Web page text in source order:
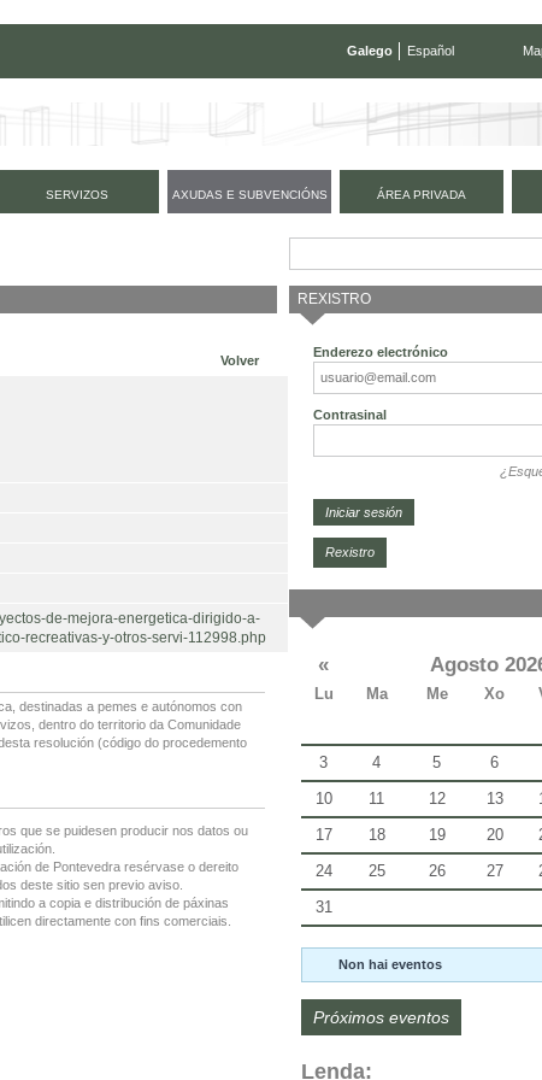
Galego Español
SERVIZOS AXUDAS E SUBVENCIÓNS ÁREA PRIVADA
Volver
de-mejora-energetica-dirigido-a-
recreativas-y-otros-servi-112998.php
destinadas a pemes e autónomos con
dentro do territorio da Comunidade
resolución (código do procedemento
que se puidesen producir nos datos ou
de Pontevedra resérvase o dereito
deste sitio sen previo aviso.
a copia e distribución de páxinas
directamente con fins comerciais.
REXISTRO
Enderezo electrónico
Contrasinal
Rexistro
« Agosto
Lu Ma Me Xo
3
4 5 6
10
11 12 13
17
18 19 20
24
25 26 27
31
Non hai eventos
Próximos eventos
Lenda: